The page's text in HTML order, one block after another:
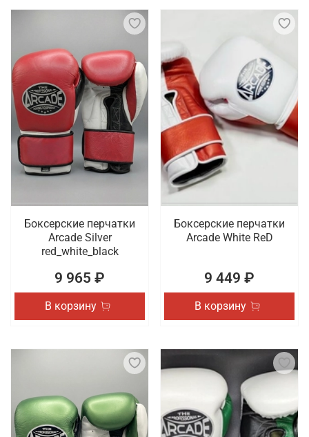
Боксерские перчатки
Arcade Silver
red_white_black
9 965 ₽
В корзину
Боксерские перчатки
Arcade White ReD
9 449 ₽
В корзину